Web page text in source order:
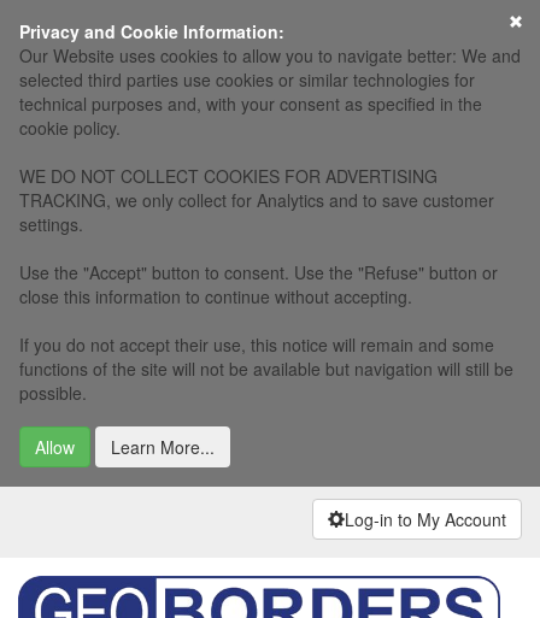
Privacy and Cookie Information:
Our Website uses cookies to allow you to navigate better: We and
selected third parties use cookies or similar technologies for
technical purposes and, with your consent as specified in the
cookie policy.
WE DO NOT COLLECT COOKIES FOR ADVERTISING
TRACKING, we only collect for Analytics and to save customer
settings.
Use the "Accept" button to consent. Use the "Refuse" button or
close this information to continue without accepting.
If you do not accept their use, this notice will remain and some
functions of the site will not be available but navigation will still be
possible.
Allow Learn More...
×
Log-in to My Account